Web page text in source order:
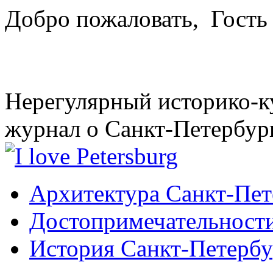
Добро пожаловать, Гость
Нерегулярный историко-
журнал о Санкт-
Архитектура Санкт-
История Санкт-